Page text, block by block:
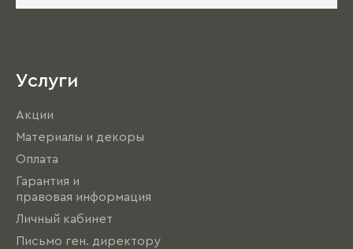
Услуги
Акции
Материалы и декоры
Оплата
Гарантия и
правовая информация
Личный кабинет
Письмо ген. директору